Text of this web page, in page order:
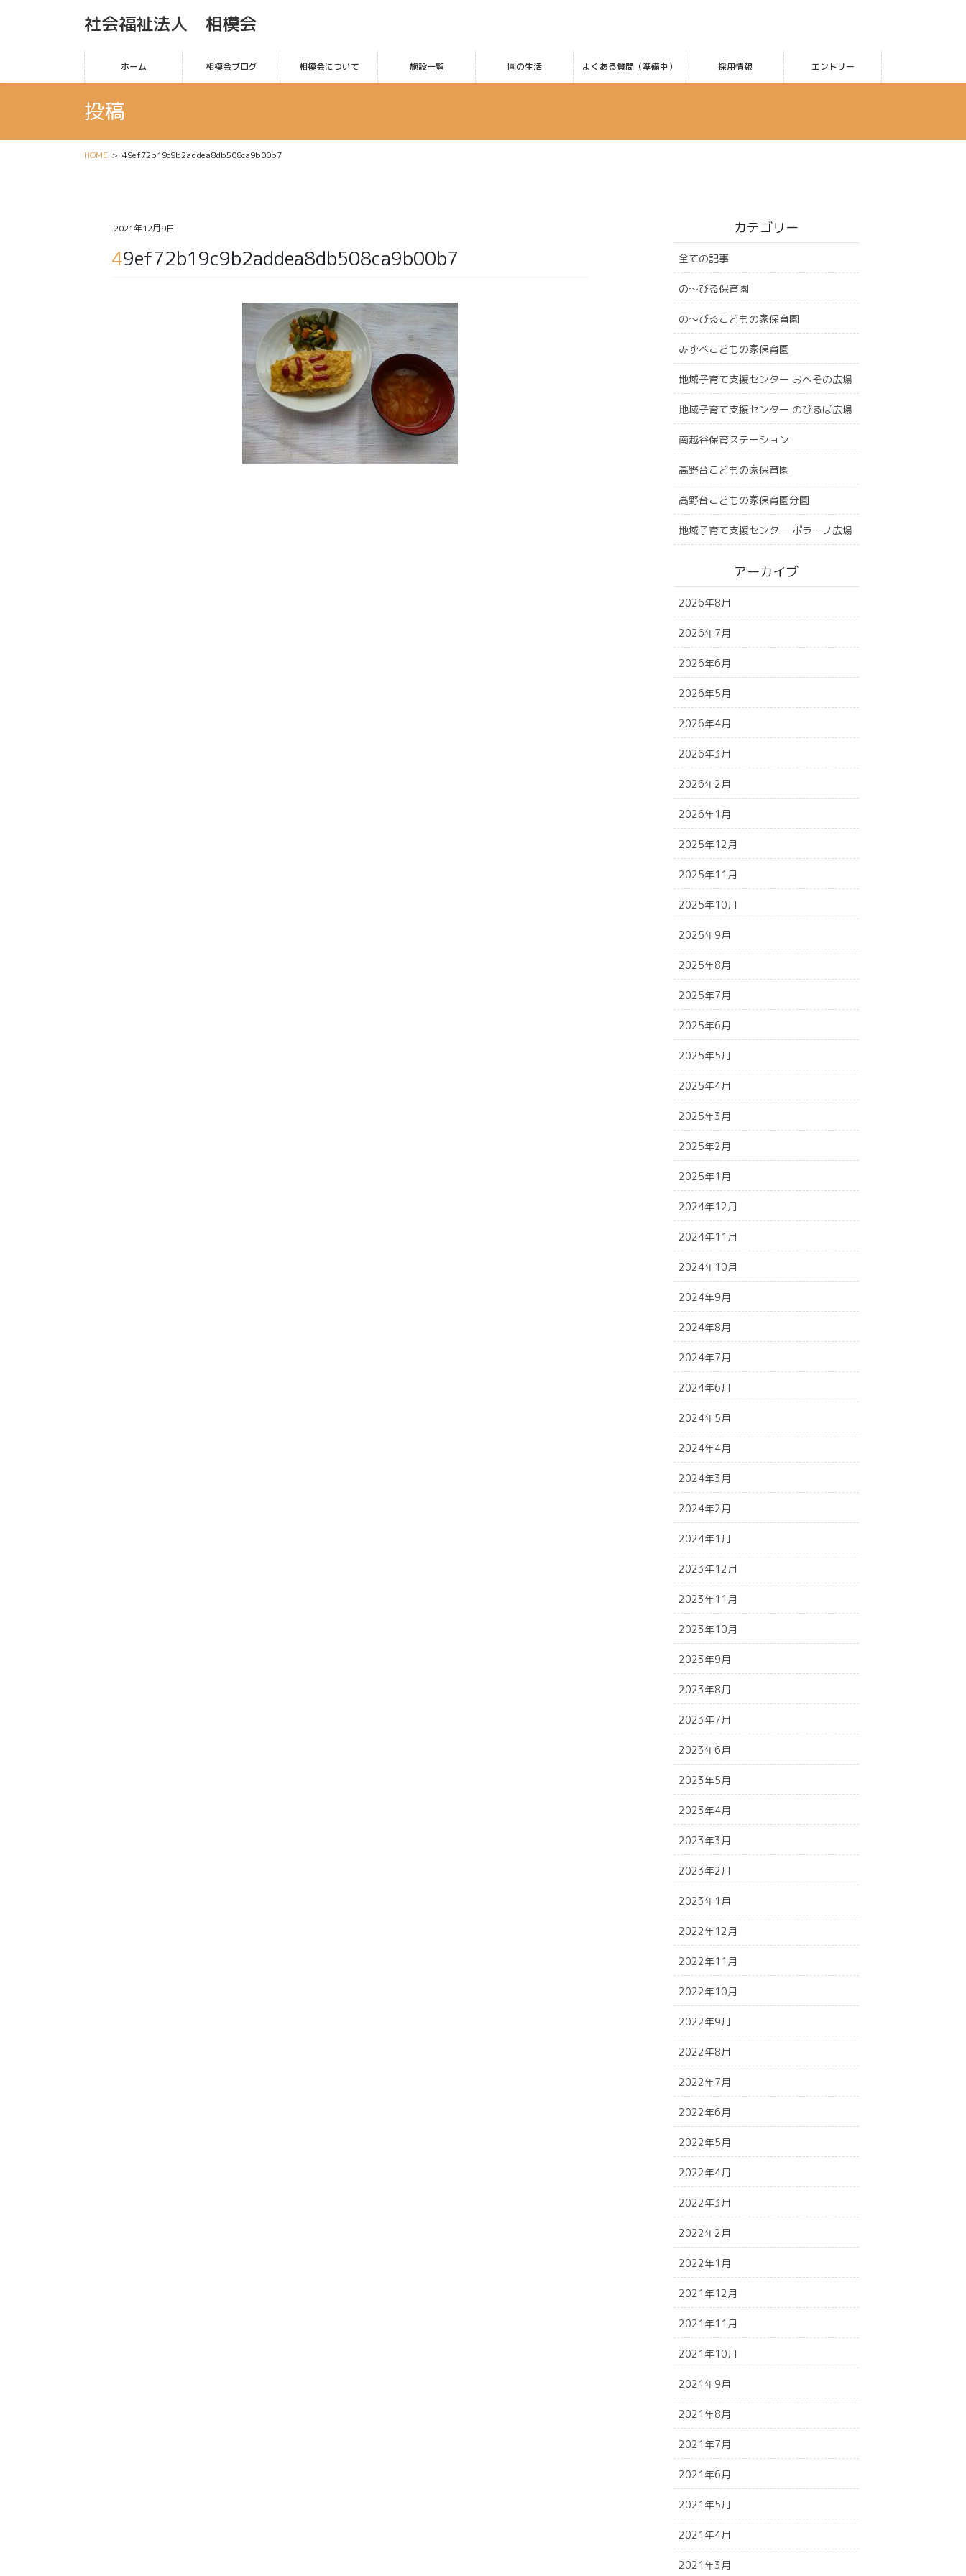
社会福祉法人 相模会
ホーム 相模会ブログ 相模会について 施設一覧 園の生活 よくある質問（準備中） 採用情報 エントリー
投稿
HOME 49ef72b19c9b2addea8db508ca9b00b7
2021年12月9日
49ef72b19c9b2addea8db508ca9b00b7
カテゴリー
全ての記事
の〜びる保育園
の〜びるこどもの家保育園
みずべこどもの家保育園
地域子育て支援センター おへその広場
地域子育て支援センター のびるば広場
南越谷保育ステーション
高野台こどもの家保育園
高野台こどもの家保育園分園
地域子育て支援センター ポラーノ広場
アーカイブ
2026年8月
2026年7月
2026年6月
2026年5月
2026年4月
2026年3月
2026年2月
2026年1月
2025年12月
2025年11月
2025年10月
2025年9月
2025年8月
2025年7月
2025年6月
2025年5月
2025年4月
2025年3月
2025年2月
2025年1月
2024年12月
2024年11月
2024年10月
2024年9月
2024年8月
2024年7月
2024年6月
2024年5月
2024年4月
2024年3月
2024年2月
2024年1月
2023年12月
2023年11月
2023年10月
2023年9月
2023年8月
2023年7月
2023年6月
2023年5月
2023年4月
2023年3月
2023年2月
2023年1月
2022年12月
2022年11月
2022年10月
2022年9月
2022年8月
2022年7月
2022年6月
2022年5月
2022年4月
2022年3月
2022年2月
2022年1月
2021年12月
2021年11月
2021年10月
2021年9月
2021年8月
2021年7月
2021年6月
2021年5月
2021年4月
2021年3月